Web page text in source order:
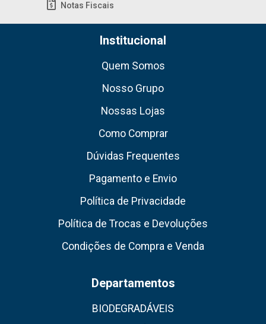
Notas Fiscais
Institucional
Quem Somos
Nosso Grupo
Nossas Lojas
Como Comprar
Dúvidas Frequentes
Pagamento e Envio
Política de Privacidade
Política de Trocas e Devoluções
Condições de Compra e Venda
Departamentos
BIODEGRADÁVEIS